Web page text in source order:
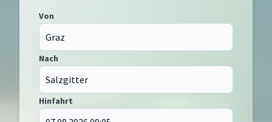
Von
Nach
Hinfahrt